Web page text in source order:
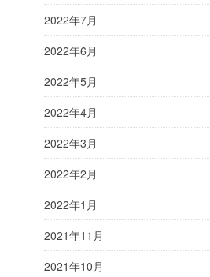
2022年7月
2022年6月
2022年5月
2022年4月
2022年3月
2022年2月
2022年1月
2021年11月
2021年10月